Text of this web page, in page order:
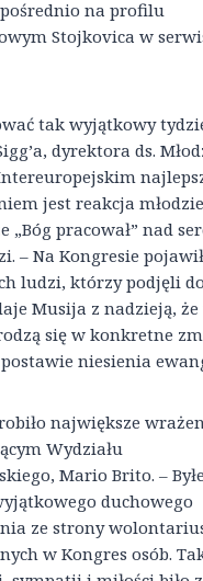
na profilu
Stojkovica w
tak wyjątkowy
dyrektora ds.
jest reakcja
„Bóg pracował” nad
– Na Kongresie
ludzi, którzy podjęli
Musija z nadzieją, że
się w konkretne
niesienia
największe
Wydziału
Mario Brito. –
duchowego
ze strony
w Kongres osób.